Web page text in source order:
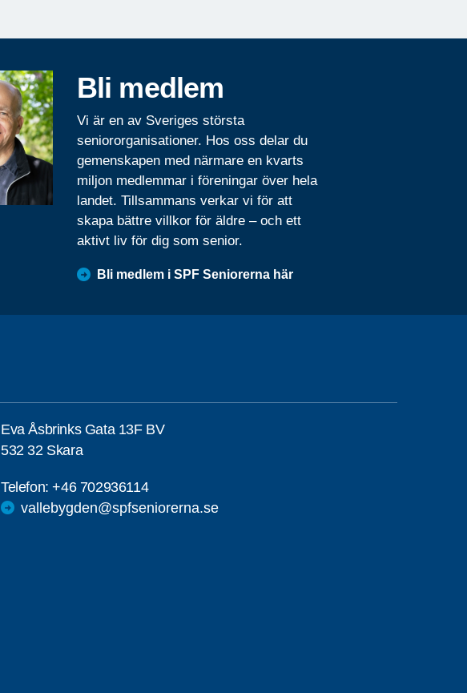
Bli medlem
Vi är en av Sveriges största
seniororganisationer. Hos oss delar du
gemenskapen med närmare en kvarts
miljon medlemmar i föreningar över hela
landet. Tillsammans verkar vi för att
skapa bättre villkor för äldre – och ett
aktivt liv för dig som senior.
Bli medlem i SPF Seniorerna här
Eva Åsbrinks Gata 13F BV
532 32 Skara
Telefon:+46 702936114
vallebygden@spfseniorerna.se